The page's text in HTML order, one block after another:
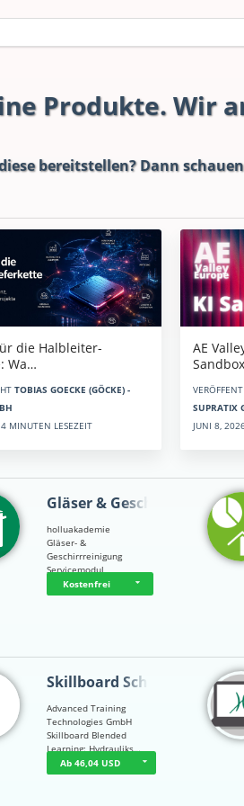
Produkte. Wir
bereitstellen? Dann
die Halbleiter-
Wa…
TOBIAS GOECKE (GÖCKE) -
MINUTEN LESEZEIT
AE
SUPRATIX
JUNI 8,
Gläser & Geschi…
holluakademie
Gläser- &
Geschirrreinigung
Servicemodul
Kostenfrei
Skillboard Schl…
Advanced Training
Technologies GmbH
Skillboard Blended
Learning: Hydrauliks…
Ab 46,04 USD